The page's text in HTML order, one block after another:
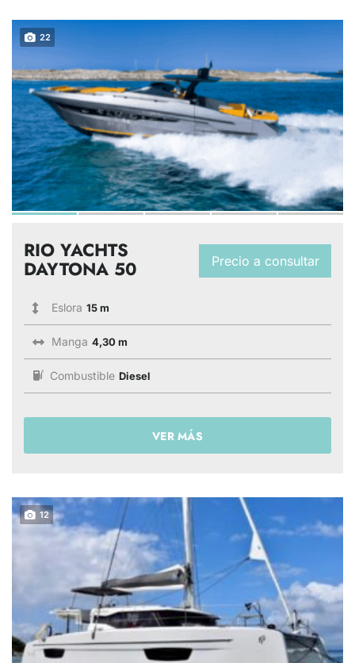
22
Precio a consultar
RIO YACHTS
DAYTONA 50
Eslora 15 m
Manga 4,30 m
Combustible Diesel
VER MÁS
12